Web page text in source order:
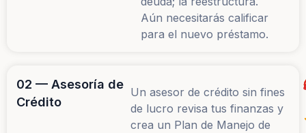
Aún necesitarás calificar
para el nuevo préstamo.
02 — Asesoría de
Crédito
Un asesor de crédito sin fines
de lucro revisa tus finanzas y
crea un Plan de Manejo de